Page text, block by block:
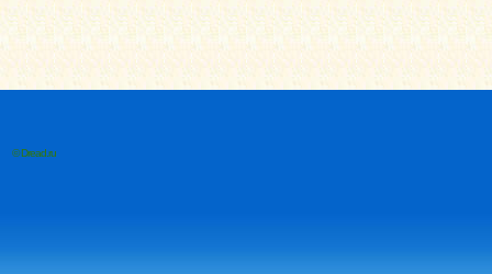
© Dread.ru